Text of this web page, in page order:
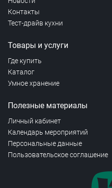
Контакты
Тест-драйв кухни
Товары и услуги
Где купить
Каталог
Умное хранение
Полезные материалы
Личный кабинет
Календарь мероприятий
Персональные данные
Пользовательское соглашение